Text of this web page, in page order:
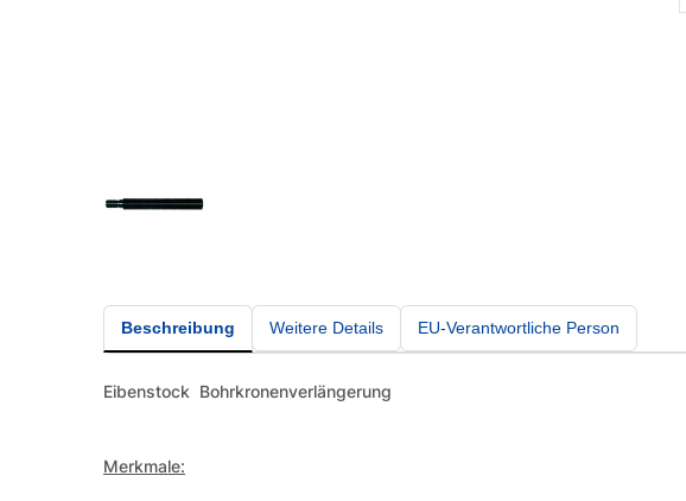
Beschreibung Weitere Details EU-Verantwortliche Person
Eibenstock Bohrkronenverlängerung
Merkmale: